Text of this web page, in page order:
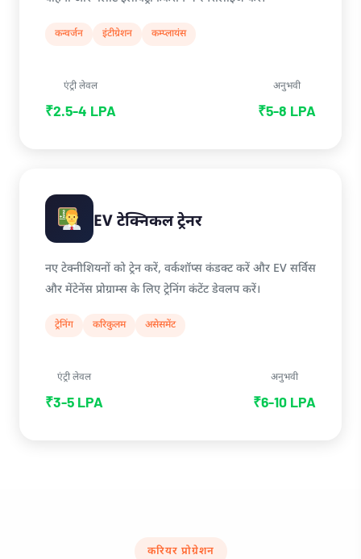
कन्वर्जन इंटीग्रेशन कम्प्लायंस
एंट्री लेवल
₹2.5-4 LPA
अनुभवी
₹5-8 LPA
EV टेक्निकल ट्रेनर
नए टेक्नीशियनों को ट्रेन करें, वर्कशॉप्स कंडक्ट करें और EV सर्विस
और मेंटेनेंस प्रोग्राम्स के लिए ट्रेनिंग कंटेंट डेवलप करें।
ट्रेनिंग करिकुलम असेसमेंट
एंट्री लेवल
₹3-5 LPA
अनुभवी
₹6-10 LPA
करियर प्रोग्रेशन